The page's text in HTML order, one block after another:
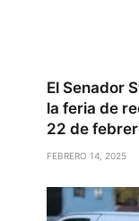
El Senador
la feria de
22 de
FEBRERO 14, 2025